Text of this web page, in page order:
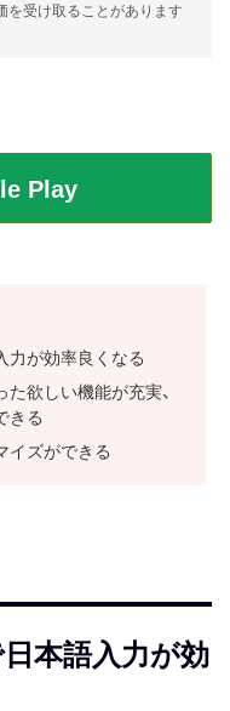
を受け取ることがあります
力が効率良くなる
欲しい機能が充実、
きる
イズができる
本語入力が効